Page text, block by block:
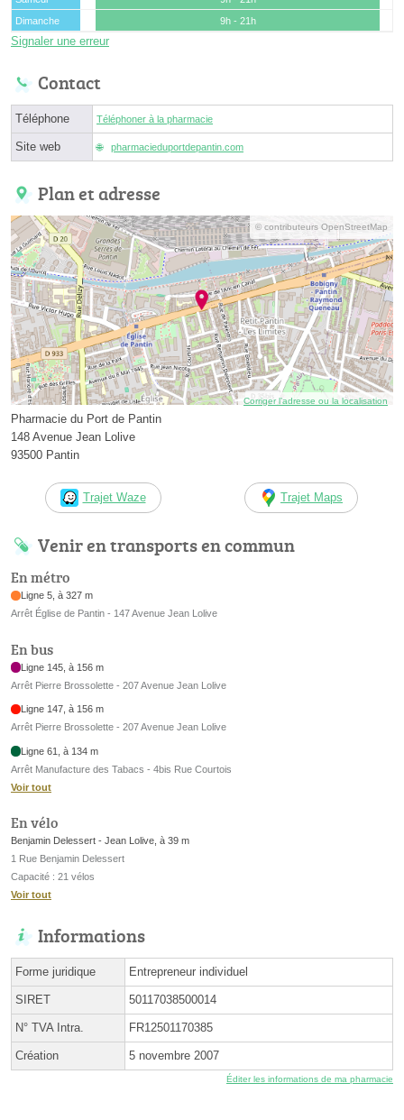
Dimanche
9h - 21h
Signaler une erreur
Contact
Téléphone Téléphoner à la pharmacie
Site web pharmacieduportdepantin.com
Plan et adresse
© contributeurs OpenStreetMap
Corriger l’adresse ou la localisation
Pharmacie du Port de Pantin
148 Avenue Jean Lolive
93500 Pantin
Trajet Waze Trajet Maps
Venir en transports en commun
En métro
Ligne 5, à 327 m
Arrêt Église de Pantin - 147 Avenue Jean Lolive
En bus
Ligne 145, à 156 m
Arrêt Pierre Brossolette - 207 Avenue Jean Lolive
Ligne 147, à 156 m
Arrêt Pierre Brossolette - 207 Avenue Jean Lolive
Ligne 61, à 134 m
Arrêt Manufacture des Tabacs - 4bis Rue Courtois
Voir tout
En vélo
Benjamin Delessert - Jean Lolive, à 39 m
1 Rue Benjamin Delessert
Capacité : 21 vélos
Voir tout
Informations
Forme juridique Entrepreneur individuel
SIRET 50117038500014
N° TVA Intra. FR12501170385
Création 5 novembre 2007
Éditer les informations de ma pharmacie